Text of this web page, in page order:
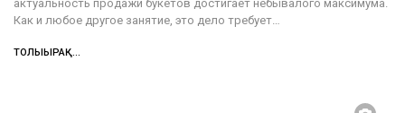
актуальность продажи букетов достигает небывалого максимума.
Как и любое другое занятие, это дело требует
ТОЛЫҒЫРАҚ...